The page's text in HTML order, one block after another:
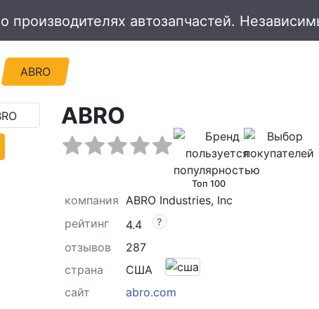
ABRO
ABRO
Топ 100
компания ABRO Industries, Inc
рейтинг
4.4
отзывов
287
страна
США
сайт
abro.com